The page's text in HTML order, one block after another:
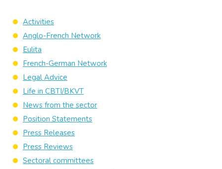
Activities
Anglo-French Network
Eulita
French-German Network
Legal Advice
Life in CBTI/BKVT
News from the sector
Position Statements
Press Releases
Press Reviews
Sectoral committees